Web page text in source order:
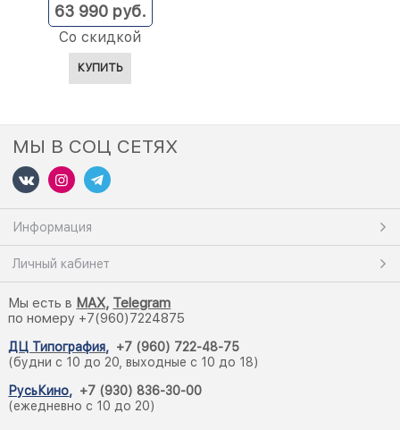
63 990 руб.
Со скидкой
КУПИТЬ
МЫ В СОЦ СЕТЯХ
Информация
Личный кабинет
Мы есть в MAX, Telegram
по номеру +7(960)7224875
ДЦ Типография, +7 (960) 722-48-75
(будни с 10 до 20, выходные с 10 до 18)
РусьКино, +7 (930) 836-30-00
(ежедневно с 10 до 20)